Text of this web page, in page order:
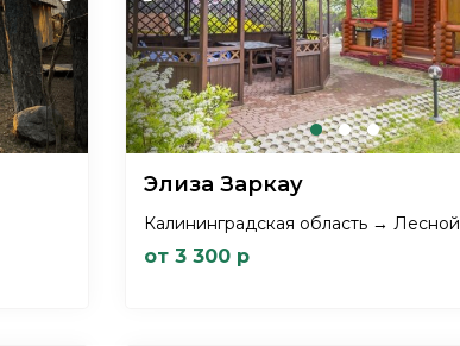
Элиза Заркау
Калининградская область → Лесной
от 3 300 р